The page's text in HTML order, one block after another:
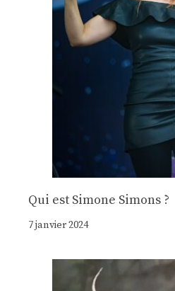
Qui est Simone Simons ?
7 janvier 2024